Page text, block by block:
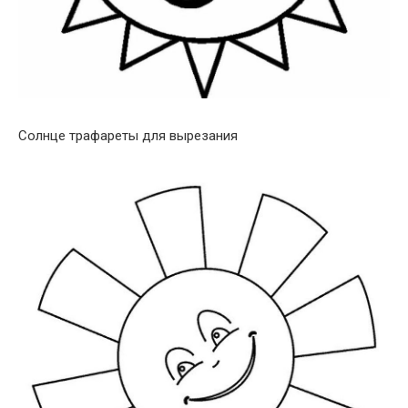
Солнце трафареты для вырезания